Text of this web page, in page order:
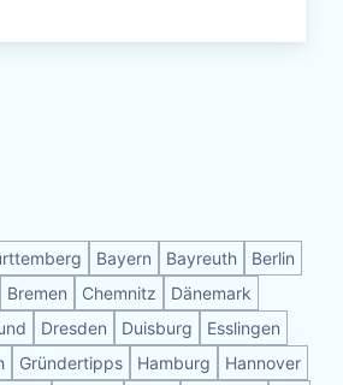
Bayern Bayreuth
Berlin
Bremen Chemnitz
Dänemark
Dresden Duisburg
Esslingen
Gründertipps Hamburg
Hannover